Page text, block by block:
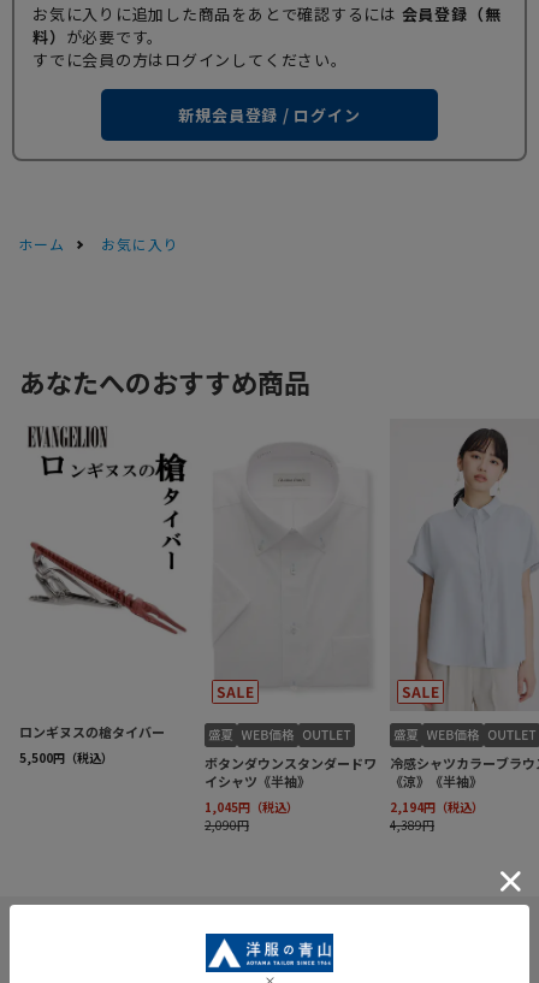
お気に入りに追加した商品をあとで確認するには 会員登録（無
料） が必要です。
すでに会員の方はログインしてください。
新規会員登録 / ログイン
ホーム お気に入り
INFORMATION